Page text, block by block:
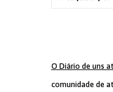
O Diário de uns
comunidade de